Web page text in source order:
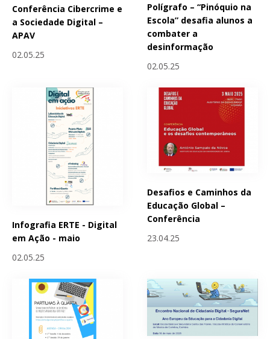
Conferência Cibercrime e
a Sociedade Digital –
APAV
02.05.25
Polígrafo – “Pinóquio na
Escola” desafia alunos a
combater a
desinformação
02.05.25
Infografia ERTE - Digital
em Ação - maio
02.05.25
Desafios e Caminhos da
Educação Global –
Conferência
23.04.25